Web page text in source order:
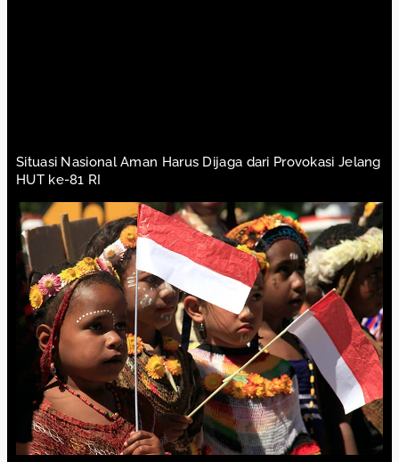
Situasi Nasional Aman Harus Dijaga dari Provokasi Jelang
HUT ke-81 RI